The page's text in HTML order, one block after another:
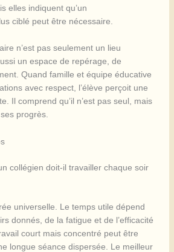
elles indiquent qu’un
ciblé peut être nécessaire.
n’est pas seulement un lieu
un espace de repérage, de
Quand famille et équipe éducative
avec respect, l’élève perçoit une
Il comprend qu’il n’est pas seul, mais
progrès.
collégien doit-il travailler chaque soir
universelle. Le temps utile dépend
donnés, de la fatigue et de l’efficacité
court mais concentré peut être
longue séance dispersée. Le meilleur